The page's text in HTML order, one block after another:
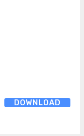
DOWNLOAD